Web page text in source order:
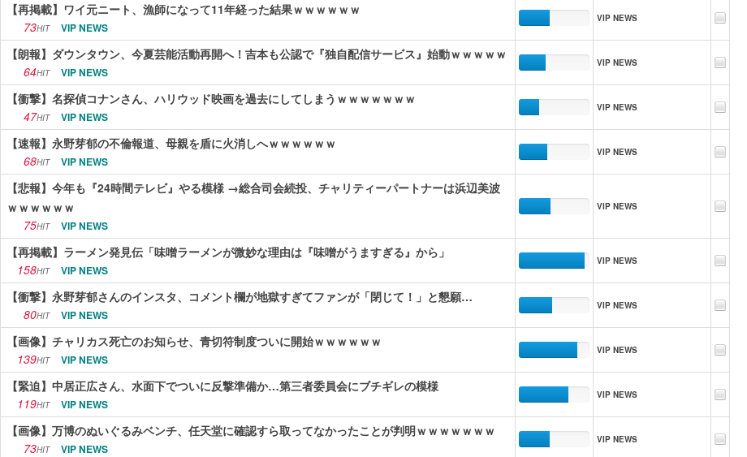
【再掲載】ワイ元ニート、漁師になって11年経った結果ｗｗｗｗｗｗ
73HIT VIP NEWS
VIP NEWS
【朗報】ダウンタウン、今夏芸能活動再開へ！吉本も公認で『独自配信サービス』始動ｗｗｗｗｗ
64HIT VIP NEWS
VIP NEWS
【衝撃】名探偵コナンさん、ハリウッド映画を過去にしてしまうｗｗｗｗｗｗｗ
47HIT VIP NEWS
VIP NEWS
【速報】永野芽郁の不倫報道、母親を盾に火消しへｗｗｗｗｗｗ
68HIT VIP NEWS
VIP NEWS
【悲報】今年も『24時間テレビ』やる模様 →総合司会続投、チャリティーパートナーは浜辺美波
ｗｗｗｗｗｗ
75HIT VIP NEWS
VIP NEWS
【再掲載】ラーメン発見伝「味噌ラーメンが微妙な理由は『味噌がうますぎる』から」
158HIT VIP NEWS
VIP NEWS
【衝撃】永野芽郁さんのインスタ、コメント欄が地獄すぎてファンが「閉じて！」と懇願…
80HIT VIP NEWS
VIP NEWS
【画像】チャリカス死亡のお知らせ、青切符制度ついに開始ｗｗｗｗｗｗ
139HIT VIP NEWS
VIP NEWS
【緊迫】中居正広さん、水面下でついに反撃準備か…第三者委員会にブチギレの模様
119HIT VIP NEWS
VIP NEWS
【画像】万博のぬいぐるみベンチ、任天堂に確認すら取ってなかったことが判明ｗｗｗｗｗｗｗ
73HIT VIP NEWS
VIP NEWS